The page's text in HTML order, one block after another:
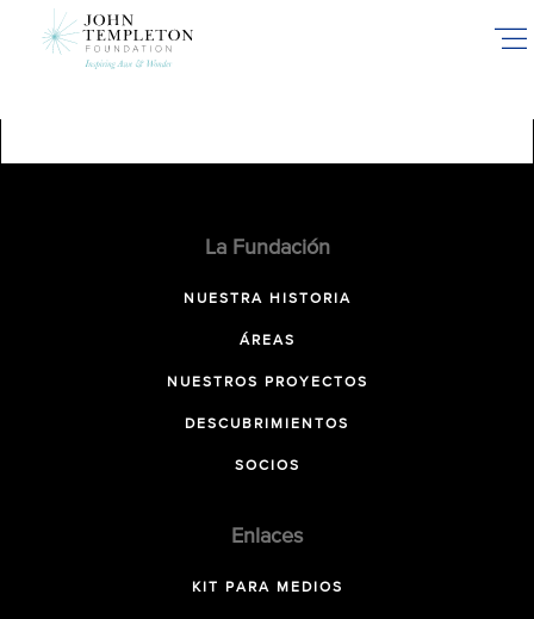
La Fundación
NUESTRA HISTORIA
ÁREAS
NUESTROS PROYECTOS
DESCUBRIMIENTOS
SOCIOS
Enlaces
KIT PARA MEDIOS